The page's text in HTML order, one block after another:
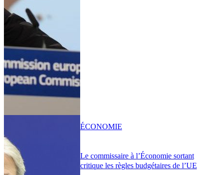
Le commissaire à l’Économie sortant
critique les règles budgétaires de l’UE
ÉCONOMIE